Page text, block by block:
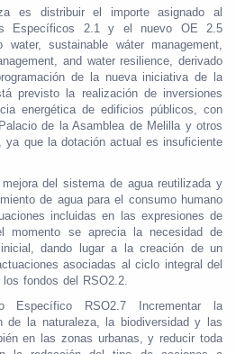
es distribuir el importe asignado al
Específicos 2.1 y el nuevo OE 2.5
sustainable wáter management,
and water resilience, derivado
de la nueva iniciativa de la
previsto la realización de inversiones
energética de edificios públicos, con
de la Asamblea de Melilla y otros
ya que la dotación actual es insuficiente
del sistema de agua reutilizada y
de agua para el consumo humano
incluidas en las expresiones de
momento se aprecia la necesidad de
dando lugar a la creación de un
asociadas al ciclo integral del
fondos del RSO2.2.
Específico RSO2.7 Incrementar la
de la naturaleza, la biodiversidad y las
en las zonas urbanas, y reducir toda